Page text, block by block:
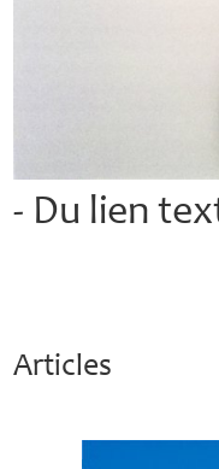
- Du lien
Articles